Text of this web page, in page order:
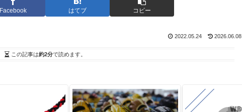
Facebook はてブ コピー
2022.05.24 2026.06.08
この記事は約2分で読めます。